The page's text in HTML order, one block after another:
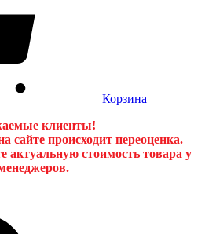
Корзина
клиенты!
сайте происходит переоценка.
актуальную стоимость товара у